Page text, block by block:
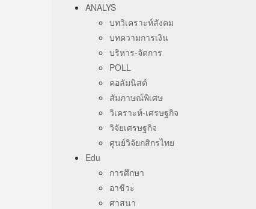
ANALYS
บทวิเคราะห์สังคม
บทความการเงิน
บริหาร-จัดการ
POLL
คอลัมนิสต์
สัมภาษณ์พิเศษ
วิเคราะห์-เศรษฐกิจ
วิจัยเศรษฐกิจ
ศูนย์วิจัยกสิกรไทย
Edu
การศึกษา
อาชีวะ
ศาสนา